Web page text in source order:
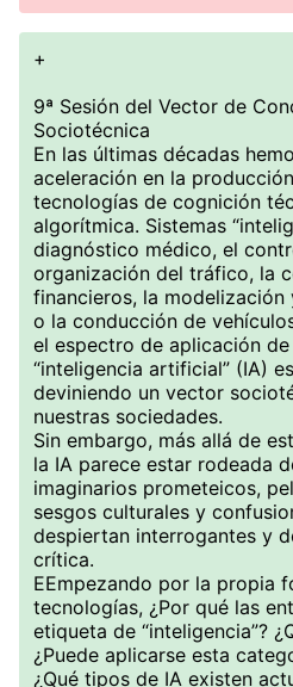
+
9ª Sesión del Vector de
Sociotécnica
En las últimas décadas
aceleración en la
tecnologías de cognición
algorítmica. Sistemas
diagnóstico médico, el
organización del tráfico, la
financieros, la
o la conducción de
el espectro de aplicación
“inteligencia artificial” (IA)
deviniendo un vector
nuestras sociedades.
Sin embargo, más allá de
la IA parece estar rodeada
imaginarios prometeicos,
sesgos culturales y
despiertan interrogantes y
crítica.
EEmpezando por la propia
tecnologías, ¿Por qué las
etiqueta de “inteligencia”?
¿Puede aplicarse esta
¿Qué tipos de IA existen